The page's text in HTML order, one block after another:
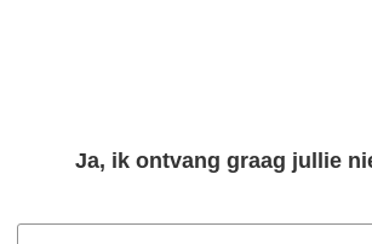
Ja, ik ontvang graag jullie